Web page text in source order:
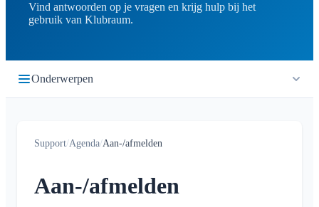
Vind antwoorden op je vragen en krijg hulp bij het
gebruik van Klubraum.
Onderwerpen
Quickstart
Klubraum toetreden
Wat is de tijdlijn?
Agenda
Support/Agenda/Aan-/afmelden
Aan-/afmelden